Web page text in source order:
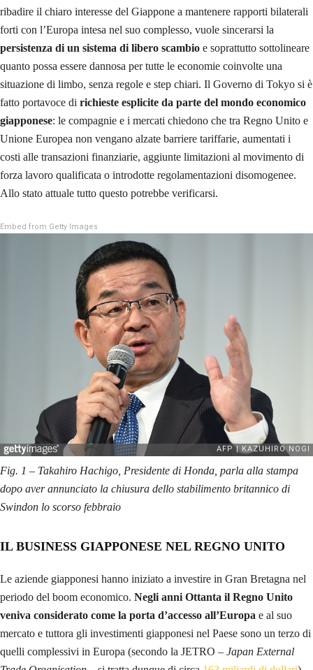
ribadire il chiaro interesse del Giappone a mantenere rapporti bilaterali
forti con l’Europa intesa nel suo complesso, vuole sincerarsi la
persistenza di un sistema di libero scambio e soprattutto sottolineare
quanto possa essere dannosa per tutte le economie coinvolte una
situazione di limbo, senza regole e step chiari. Il Governo di Tokyo si è
fatto portavoce di richieste esplicite da parte del mondo economico
giapponese: le compagnie e i mercati chiedono che tra Regno Unito e
Unione Europea non vengano alzate barriere tariffarie, aumentati i
costi alle transazioni finanziarie, aggiunte limitazioni al movimento di
forza lavoro qualificata o introdotte regolamentazioni disomogenee.
Allo stato attuale tutto questo potrebbe verificarsi.
Embed from Getty Images
Fig. 1 – Takahiro Hachigo, Presidente di Honda, parla alla stampa
dopo aver annunciato la chiusura dello stabilimento britannico di
Swindon lo scorso febbraio
IL BUSINESS GIAPPONESE NEL REGNO UNITO
Le aziende giapponesi hanno iniziato a investire in Gran Bretagna nel
periodo del boom economico. Negli anni Ottanta il Regno Unito
veniva considerato come la porta d’accesso all’Europa e al suo
mercato e tuttora gli investimenti giapponesi nel Paese sono un terzo di
quelli complessivi in Europa (secondo la JETRO – Japan External